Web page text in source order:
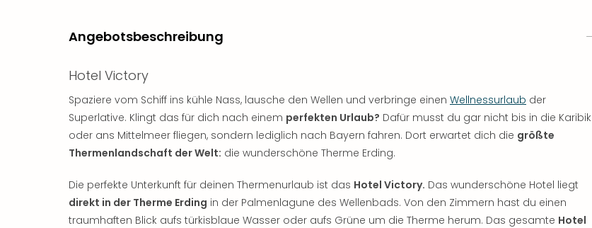
Angebotsbeschreibung
Hotel Victory
Spaziere vom Schiff ins kühle Nass, lausche den Wellen und verbringe einen Wellnessurlaub der
Superlative. Klingt das für dich nach einem perfekten Urlaub? Dafür musst du gar nicht bis in die Karibik
oder ans Mittelmeer fliegen, sondern lediglich nach Bayern fahren. Dort erwartet dich die größte
Thermenlandschaft der Welt: die wunderschöne Therme Erding.
Die perfekte Unterkunft für deinen Thermenurlaub ist das Hotel Victory. Das wunderschöne Hotel liegt
direkt in der Therme Erding in der Palmenlagune des Wellenbads. Von den Zimmern hast du einen
traumhaften Blick aufs türkisblaue Wasser oder aufs Grüne um die Therme herum. Das gesamte Hotel